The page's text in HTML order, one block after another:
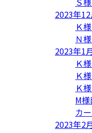
2023年12
Ｋ
Ｎ
2023年1
Ｋ
Ｋ
Ｋ
M
カ
2023年2